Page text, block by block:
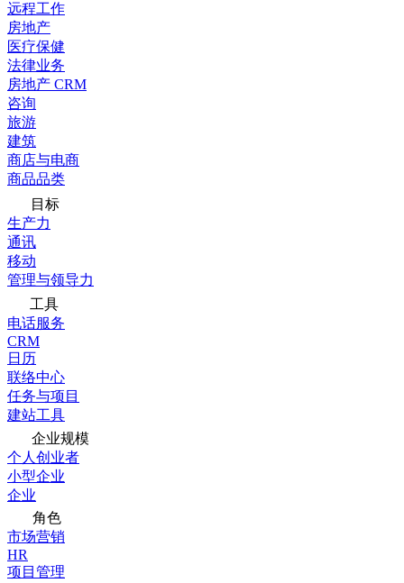
远程工作
房地产
医疗保健
法律业务
房地产 CRM
咨询
旅游
建筑
商店与电商
商品品类
目标
生产力
通讯
移动
管理与领导力
工具
电话服务
CRM
日历
联络中心
任务与项目
建站工具
企业规模
个人创业者
小型企业
企业
角色
市场营销
HR
项目管理